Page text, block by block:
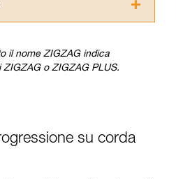
aver compreso le
tecnica per poter
la manovra, da soli, in piena
riprodurla autonomamente.
il nome ZIGZAG indica
o ZIGZAG PLUS.
su corda